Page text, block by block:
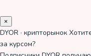
×
DYOR · крипторынок
за курсом?